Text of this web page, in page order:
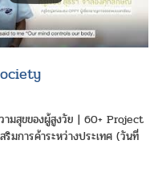
ามสุขของผู้สูงวัย | 60+ Project
ริมการค้าระหว่างประเทศ (วันที่